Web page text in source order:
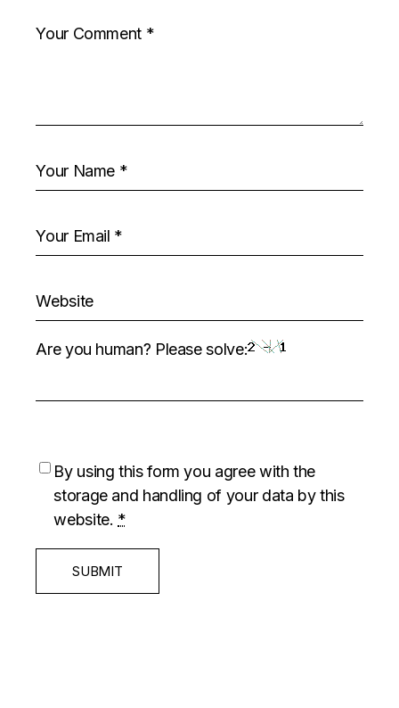
Are you human? Please solve:
By using this form you agree with the
storage and handling of your data by this
website. *
SUBMIT